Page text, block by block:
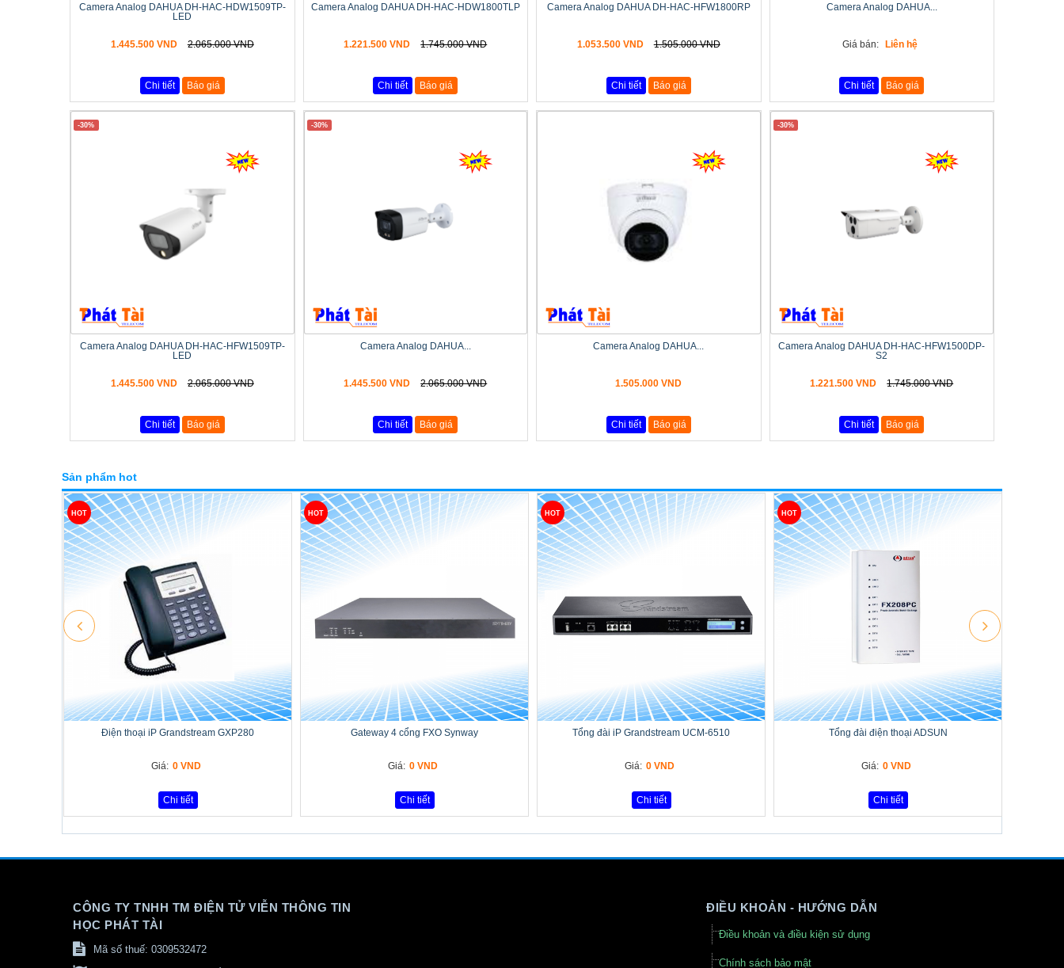
Camera Analog DAHUA DH-HAC-HDW1509TP-
LED
1.445.500 VND 2.065.000 VND
Chi tiết Báo giá
Camera Analog DAHUA DH-HAC-HDW1800TLP
1.221.500 VND 1.745.000 VND
Chi tiết Báo giá
Camera Analog DAHUA DH-HAC-HFW1800RP
1.053.500 VND 1.505.000 VND
Chi tiết Báo giá
Camera Analog DAHUA...
Giá bán: Liên hệ
Chi tiết Báo giá
-30%
Camera Analog DAHUA DH-HAC-HFW1509TP-
LED
1.445.500 VND 2.065.000 VND
Chi tiết Báo giá
-30%
Camera Analog DAHUA...
1.445.500 VND 2.065.000 VND
Chi tiết Báo giá
Camera Analog DAHUA...
1.505.000 VND
Chi tiết Báo giá
-30%
Camera Analog DAHUA DH-HAC-HFW1500DP-
S2
1.221.500 VND 1.745.000 VND
Chi tiết Báo giá
Sản phẩm hot
HOT
Điện thoại iP Grandstream GXP280
Giá: 0 VND
Chi tiết
HOT
Gateway 4 cổng FXO Synway
Giá: 0 VND
Chi tiết
HOT
Tổng đài iP Grandstream UCM-6510
Giá: 0 VND
Chi tiết
HOT
Tổng đài điện thoại ADSUN
Giá: 0 VND
Chi tiết
CÔNG TY TNHH TM ĐIỆN TỬ VIỄN THÔNG TIN
HỌC PHÁT TÀI
Mã số thuế: 0309532472
ĐIỀU KHOẢN - HƯỚNG DẪN
Điều khoản và điều kiện sử dụng
Chính sách bảo mật